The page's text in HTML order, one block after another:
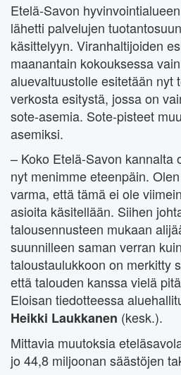
Etelä-Savon
lähetti palvelujen
käsittelyyn. Viranhaltijoiden
maanantain kokouksessa
aluevaltuustolle esitetään nyt
verkosta esitystä, jossa on
sote-asemia. Sote-pisteet
asemiksi.
– Koko Etelä-Savon kannalta
nyt menimme eteenpäin.
varma, että tämä ei ole
asioita käsitellään. Siihen
talousennusteen mukaan
suunnilleen saman verran
taloustaulukkoon on merkitty
että talouden kanssa vielä
Eloisan tiedotteessa
Heikki Laukkanen (kesk.).
Mittavia muutoksia
jo 44,8 miljoonan säästöjen